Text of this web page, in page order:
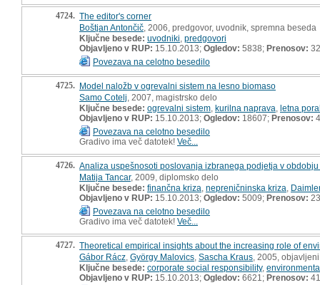
4724. The editor's corner
Boštjan Antončič , 2006, predgovor, uvodnik, spremna beseda
Ključne besede: uvodniki predgovori
Objavljeno v RUP: 15.10.2013; Ogledov: 5838; Prenosov: 32
Povezava na celotno besedilo
4725. Model naložb v ogrevalni sistem na lesno biomaso
Samo Cotelj , 2007, magistrsko delo
Ključne besede: ogrevalni sistem kurilna naprava letna
Objavljeno v RUP: 15.10.2013; Ogledov: 18607; Prenosov:
Povezava na celotno besedilo
Gradivo ima več datotek! Več...
4726. Analiza uspešnosoti poslovanja izbranega podjetja v
Matija Tancar, 2009, diplomsko delo
Ključne besede: finančna kriza nepreničninska kriza Daimler
Objavljeno v RUP: 15.10.2013; Ogledov: 5009; Prenosov:
Povezava na celotno besedilo
Gradivo ima več datotek! Več...
4727. Theoretical empirical insights about the increasing role of
Gábor Rácz György Malovics Sascha Kraus , 2005,
Ključne besede: corporate social responsibility,
Objavljeno v RUP: 15.10.2013; Ogledov: 6621; Prenosov: